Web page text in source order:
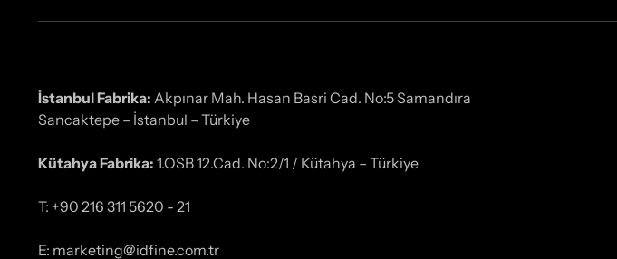
İstanbul Fabrika: Akpınar Mah. Hasan Basri Cad. No:5 Samandıra
Sancaktepe – İstanbul – Türkiye
Kütahya Fabrika: 1.OSB 12.Cad. No:2/1 / Kütahya – Türkiye
T: +90 216 311 5620 - 21
E: marketing@idfine.com.tr